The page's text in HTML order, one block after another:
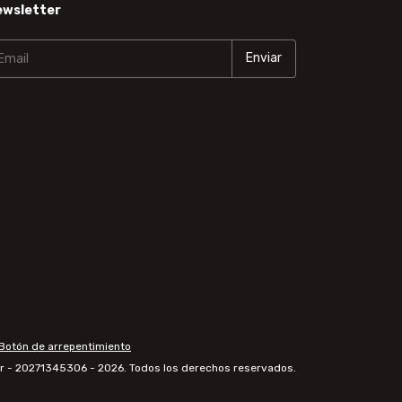
de arrepentimiento
- 20271345306 - 2026. Todos los derechos reservados.